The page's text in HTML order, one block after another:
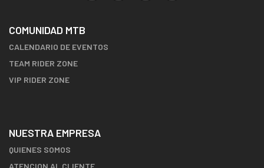
COMUNIDAD MTB
CALENDARIO DE EVENTOS
TEAM RIDER ZONE
VIP RIDER ZONE
NUESTRA EMPRESA
QUIENES SOMOS
ATENCION AL CLIENTE